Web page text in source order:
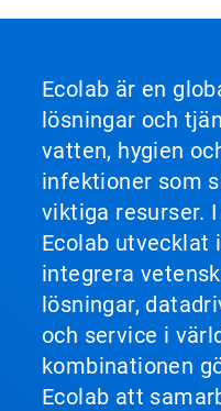
Ecolab är en
lösningar och
vatten, hygien
infektioner som
viktiga resurser.
Ecolab utvecklat
integrera
lösningar,
och service i
kombinationen
Ecolab att